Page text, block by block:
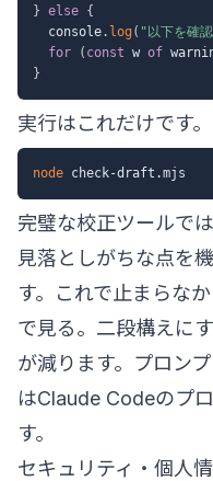
} else {
  console
. log ( "以下を確
for
( const w of
}
実行はこれだけです。
node
完璧な校正ツールで
見落としがちな点を
す。これで止まらな
で見る。二段構えに
が減ります。プロン
はClaude Codeのプ
す。
セキュリティ・個人